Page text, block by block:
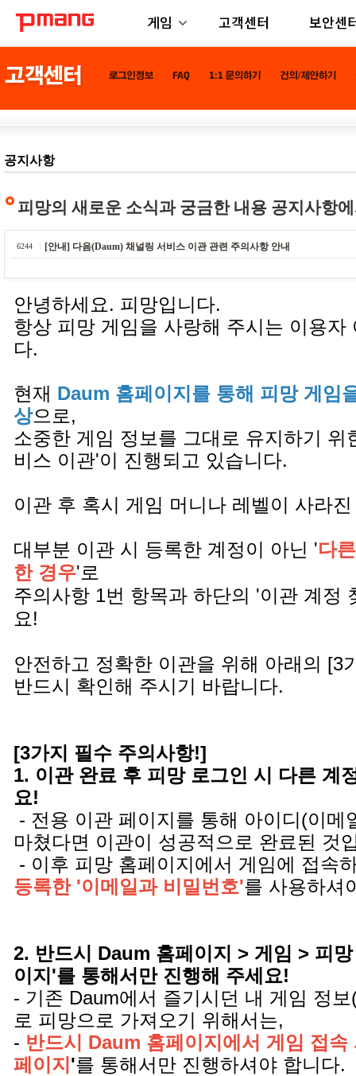
게임 고객센터 보안센
공지사항
피망의 새로운 소식과 궁금한 내용 공지사항
6244 [안내] 다음(Daum) 채널링 서비스 이관 관련 주의사항 안내
안녕하세요. 피망입니다.
항상 피망 게임을 사랑해 주시는 이용자
다.
현재 Daum 홈페이지를 통해 피망 게임
상으로,
소중한 게임 정보를 그대로 유지하기 위
비스 이관'이 진행되고 있습니다.
이관 후 혹시 게임 머니나 레벨이 사라
대부분 이관 시 등록한 계정이 아닌 '다
한 경우'로
주의사항 1번 항목과 하단의 '이관 계정
요!
안전하고 정확한 이관을 위해 아래의 [3
반드시 확인해 주시기 바랍니다.
[3가지 필수 주의사항!]
1. 이관 완료 후 피망 로그인 시 다른 계
요!
- 전용 이관 페이지를 통해 아이디(이메
마쳤다면 이관이 성공적으로 완료된 것
- 이후 피망 홈페이지에서 게임에 접속
등록한 '이메일과 비밀번호'를 사용하셔
2. 반드시 Daum 홈페이지 > 게임 > 피
이지'를 통해서만 진행해 주세요!
- 기존 Daum에서 즐기시던 내 게임 정
로 피망으로 가져오기 위해서는,
- 반드시 Daum 홈페이지에서 게임 접
페이지 '를 통해서만 진행하셔야 합니다.